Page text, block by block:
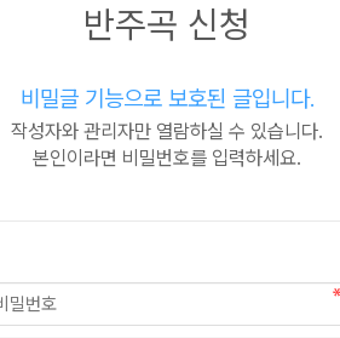
반주곡 신청
비밀글 기능으로 보호된 글입니다.
작성자와 관리자만 열람하실 수 있습니다.
본인이라면 비밀번호를 입력하세요.